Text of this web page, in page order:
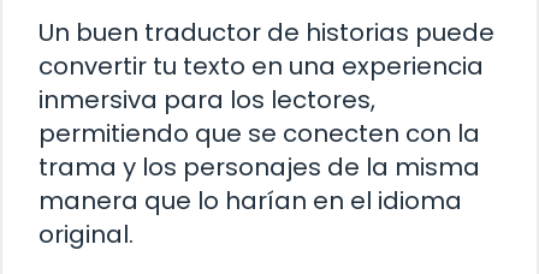
Un buen traductor de historias puede
convertir tu texto en una experiencia
inmersiva para los lectores,
permitiendo que se conecten con la
trama y los personajes de la misma
manera que lo harían en el idioma
original.